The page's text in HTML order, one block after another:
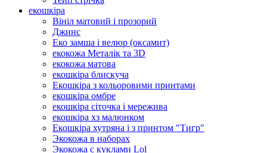
екошкіра
Вініл матовий і прозорий
Джинс
Еко замша і велюр (оксамит)
екокожа Металік та 3D
екокожа матова
екошкіра блискуча
Екошкіра з кольоровими принтами
екошкіра омбре
екошкіра сіточка і мережива
екошкіра хз малюнком
Екошкіра хутряна і з принтом "Тигр"
Экокожа в наборах
Экокожа с куклами Lol